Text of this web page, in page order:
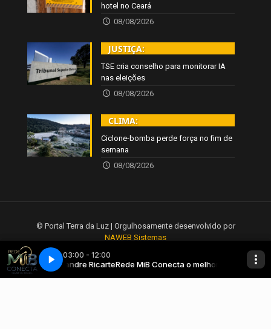
hotel no Ceará
08/08/2026
JUSTIÇA:
TSE cria conselho para monitorar IA
nas eleições
08/08/2026
CLIMA:
Ciclone-bomba perde força no fim de
semana
08/08/2026
© Portal Terra da Luz | Orgulhosamente desenvolvido por
NAWEB Sistemas